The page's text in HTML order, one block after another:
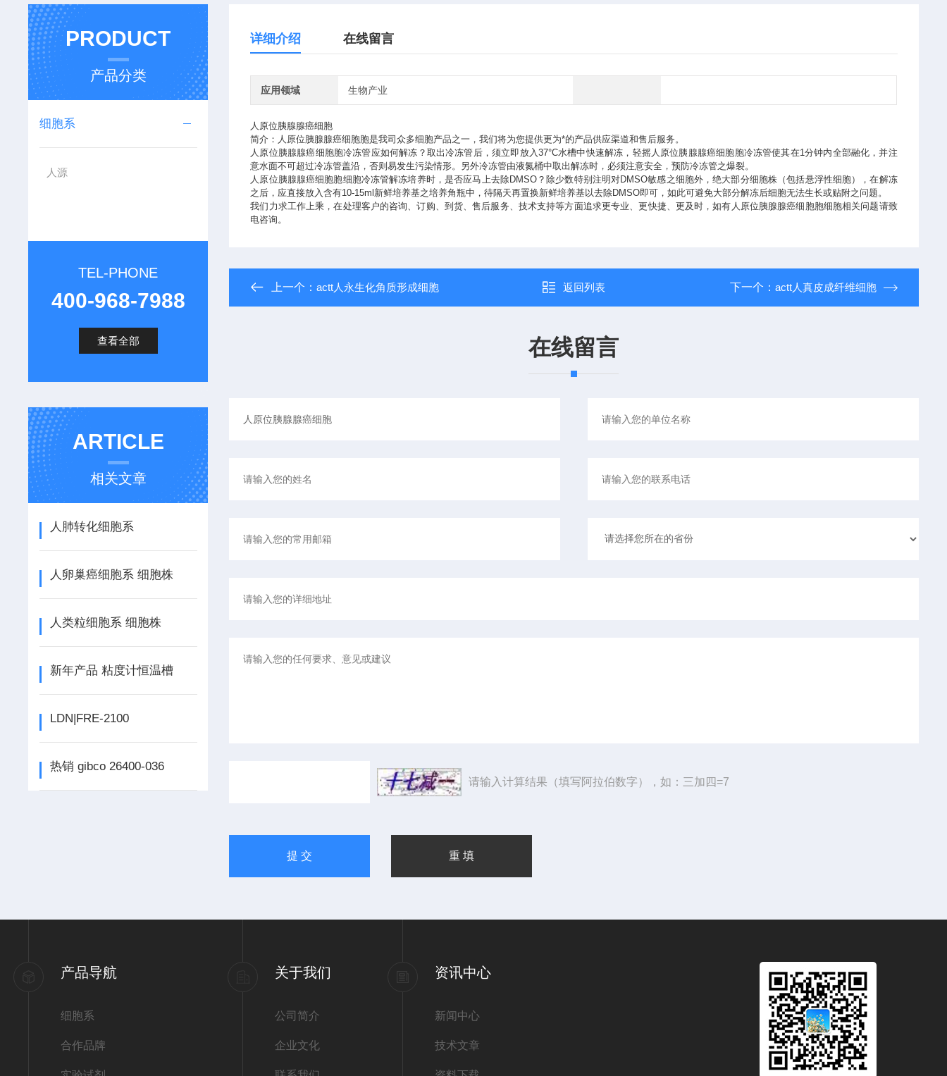
PRODUCT
产品分类
细胞系
人源
TEL-PHONE
400-968-7988
查看全部
ARTICLE
相关文章
人肺转化细胞系
人卵巢癌细胞系 细胞株
人类粒细胞系 细胞株
新年产品 粘度计恒温槽
LDN|FRE-2100
热销 gibco 26400-036
详细介绍 在线留言
应用领域 生物产业
人原位胰腺腺癌细胞
简介：人原位胰腺腺癌细胞胞是我司众多细胞产品之一，我们将为您提供更为*的产品供应渠道和售后服务。
人原位胰腺腺癌细胞胞冷冻管应如何解冻？取出冷冻管后，须立即放入37°C水槽中快速解冻，轻摇人原位胰腺腺癌细胞胞冷冻管使其在1分钟内全部融化，并注
意水面不可超过冷冻管盖沿，否则易发生污染情形。另外冷冻管由液氮桶中取出解冻时，必须注意安全，预防冷冻管之爆裂。
人原位胰腺腺癌细胞胞细胞冷冻管解冻培养时，是否应马上去除DMSO？除少数特别注明对DMSO敏感之细胞外，绝大部分细胞株（包括悬浮性细胞），在解冻
之后，应直接放入含有10-15ml新鲜培养基之培养角瓶中，待隔天再置换新鲜培养基以去除DMSO即可，如此可避免大部分解冻后细胞无法生长或贴附之问题。
我们力求工作上乘，在处理客户的咨询、订购、到货、售后服务、技术支持等方面追求更专业、更快捷、更及时，如有人原位胰腺腺癌细胞胞细胞相关问题请致
电咨询。
上一个：actt人永生化角质形成细胞 返回列表 下一个： actt人真皮成纤维细胞
在线留言
请输入计算结果（填写阿拉伯数字），如：三加四=7
产品导航
细胞系
合作品牌
关于我们
公司简介
企业文化
资讯中心
新闻中心
技术文章